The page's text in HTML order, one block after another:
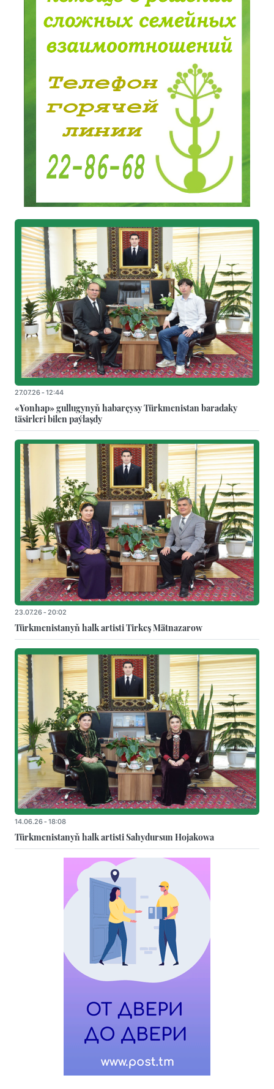
27.07.26 - 12:44
«Yonhap» gullugynyň habarçysy Türkmenistan baradaky
täsirleri bilen paýlaşdy
23.07.26 - 20:02
Türkmenistanyň halk artisti Tirkeş Mätnazarow
14.06.26 - 18:08
Türkmenistanyň halk artisti Sahydursun Hojakowa